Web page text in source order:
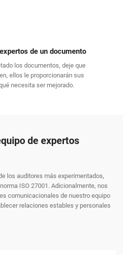
de un documento
los documentos, deje que
ellos le proporcionarán sus
necesita ser mejorado.
de expertos
los auditores más experimentados,
ISO 27001. Adicionalmente, nos
comunicacionales de nuestro equipo
relaciones estables y personales